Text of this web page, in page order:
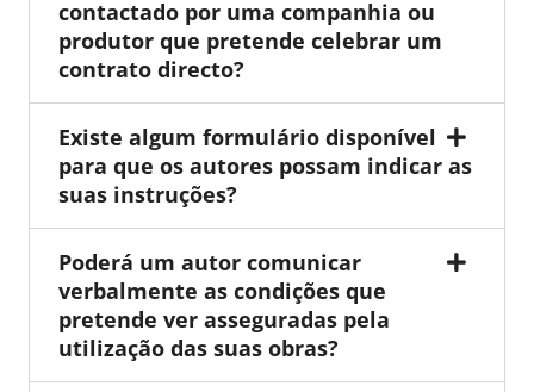
contactado por uma companhia ou
produtor que pretende celebrar um
contrato directo?
Existe algum formulário disponível
para que os autores possam indicar as
suas instruções?
Poderá um autor comunicar
verbalmente as condições que
pretende ver asseguradas pela
utilização das suas obras?